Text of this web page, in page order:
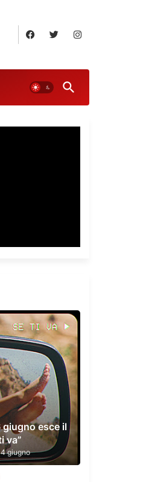
giugno esce il
va”
giugno